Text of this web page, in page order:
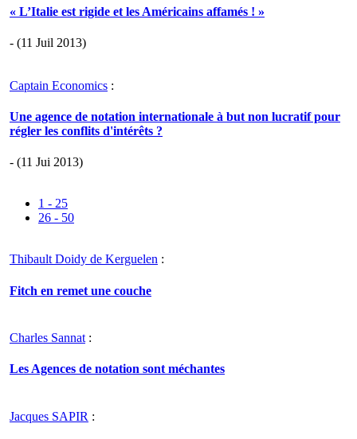
« L’Italie est rigide et les Américains affamés ! »
- (11 Juil 2013)
Captain Economics :
Une agence de notation internationale à but non lucratif pour
régler les conflits d'intérêts ?
- (11 Jui 2013)
1 - 25
26 - 50
Thibault Doidy de Kerguelen :
Fitch en remet une couche
Charles Sannat :
Les Agences de notation sont méchantes
Jacques SAPIR :